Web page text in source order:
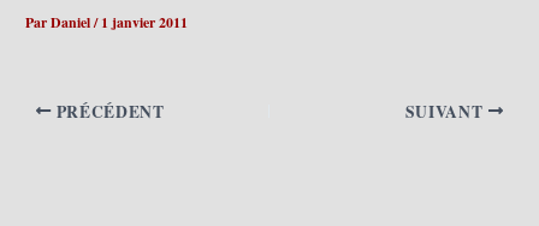
ParDaniel/1 janvier 2011
PRÉCÉDENT SUIVANT